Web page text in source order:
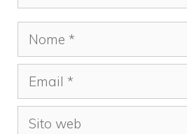
Nome
Email
Sito